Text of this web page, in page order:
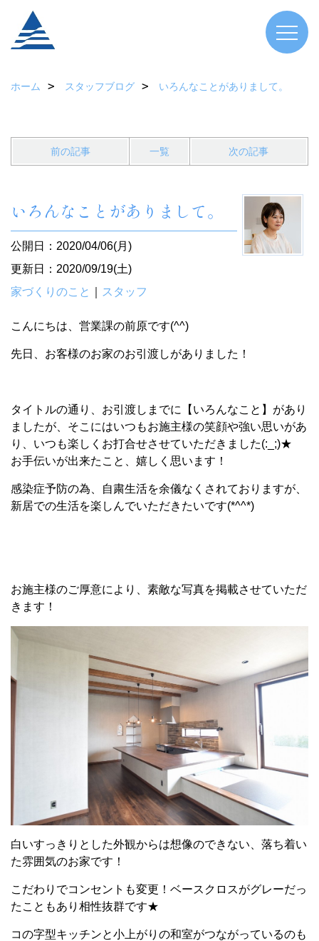
ホーム スタッフブログ いろんなことがありまして。
前の記事 一覧 次の記事
いろんなことがありまして。
公開日：2020/04/06(月)
更新日：2020/09/19(土)
家づくりのこと
スタッフ
こんにちは、営業課の前原です(^^)
先日、お客様のお家のお引渡しがありました！
タイトルの通り、お引渡しまでに【いろんなこと】があり
ましたが、そこにはいつもお施主様の笑顔や強い思いがあ
り、いつも楽しくお打合せさせていただきました(:_;)★
お手伝いが出来たこと、嬉しく思います！
感染症予防の為、自粛生活を余儀なくされておりますが、
新居での生活を楽しんでいただきたいです(*^^*)
お施主様のご厚意により、素敵な写真を掲載させていただ
きます！
白いすっきりとした外観からは想像のできない、落ち着い
た雰囲気のお家です！
こだわりでコンセントも変更！ベースクロスがグレーだっ
たこともあり相性抜群です★
コの字型キッチンと小上がりの和室がつながっているのも